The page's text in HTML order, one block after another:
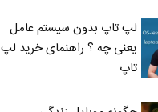
لپ تاپ بدون سیستم عامل
یعنی چه ؟ راهنمای خرید لپ
تاپ